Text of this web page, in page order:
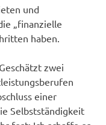
und
„finanzielle
haben.
zwei
einer
Selbstständigkeit